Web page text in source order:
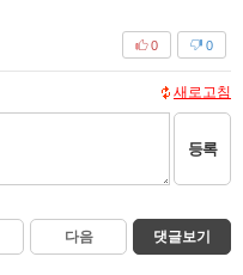
0
0
새로고침
등록
다음 댓글보기